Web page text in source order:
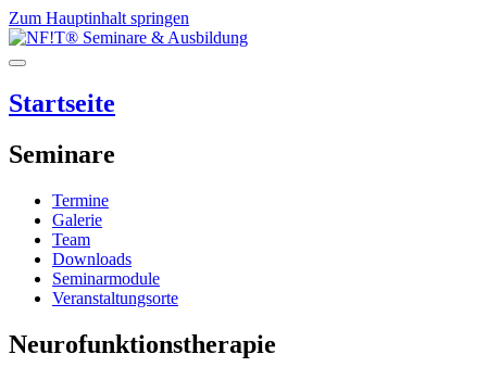
Zum Hauptinhalt springen
Startseite
Seminare
Termine
Galerie
Team
Downloads
Seminarmodule
Veranstaltungsorte
Neurofunktionstherapie